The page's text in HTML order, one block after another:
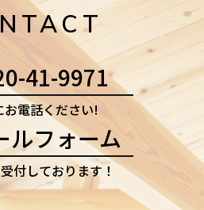
41-9971
お電話ください!
ルフォーム
付しております！